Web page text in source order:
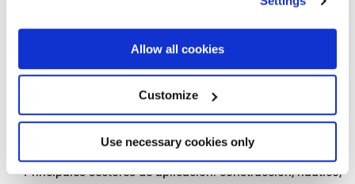
Allow all cookies
Customize
Use necessary cookies only
ella. Este equipamiento especial no se puede combinar con
el uso del cabrestante o la extensión hidráulica.
Capacidad de elevación: 33,2 tm / 326 kNm
Alcance hidráulico máximo con jib: 20,9 m
Dimensiones totales: An. 2,5 m, L. 1,12 m, Al. 2,46 m
Principales sectores de aplicación: construcción, náutico,